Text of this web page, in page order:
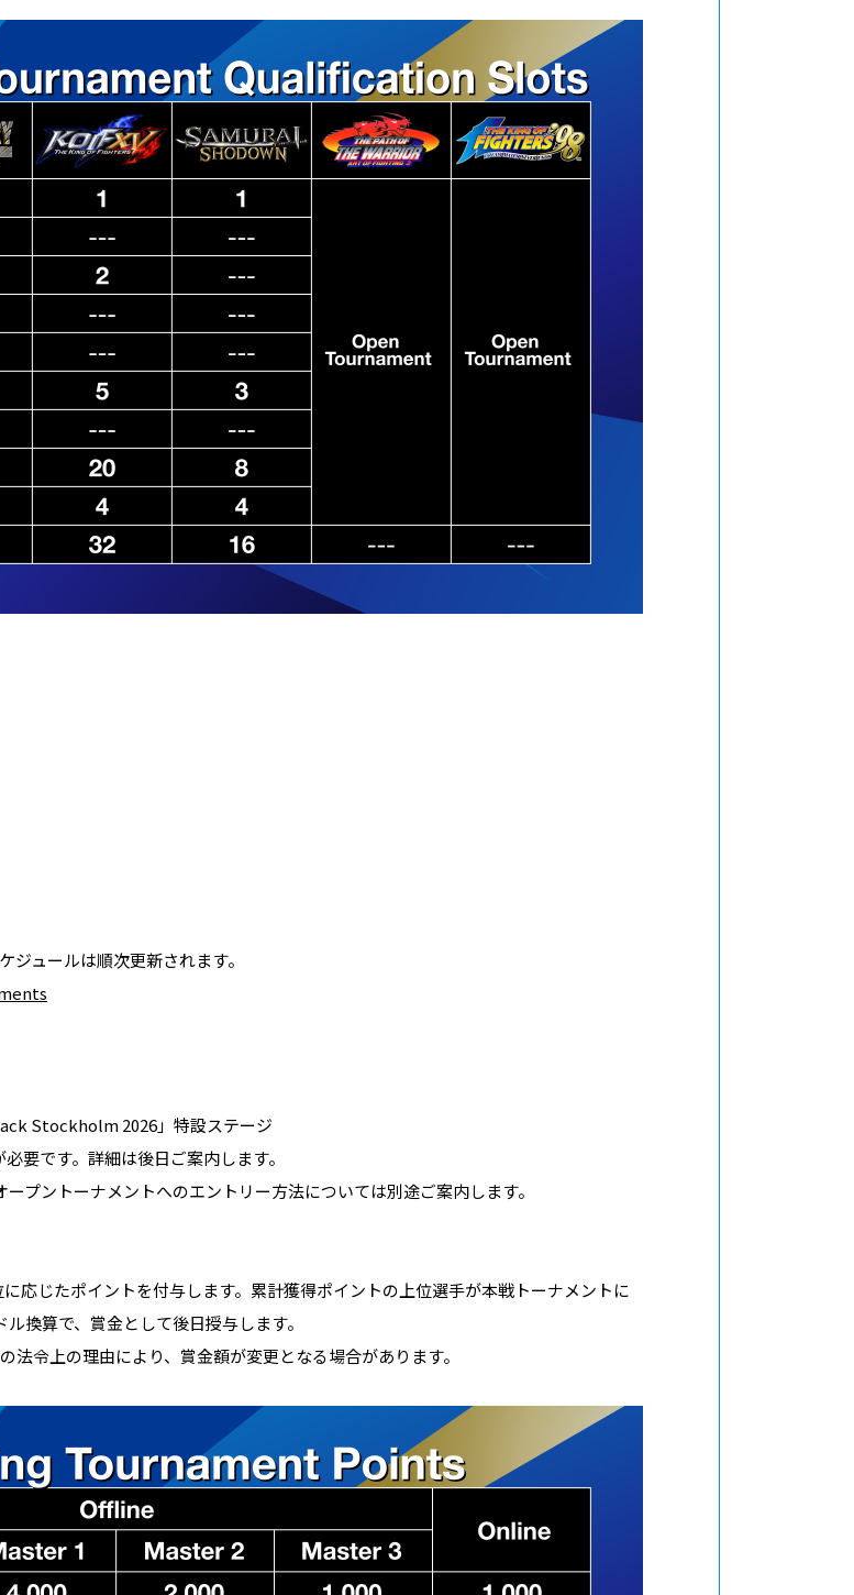
ジュールは順次更新されます。
Stockholm 2026」特設ステージ
要です。詳細は後日ご案内します。
プントーナメントへのエントリー方法については別途ご案内します。
応じたポイントを付与します。累計獲得ポイントの上位選手が本戦トーナメントに
換算で、賞金として後日授与します。
令上の理由により、賞金額が変更となる場合があります。